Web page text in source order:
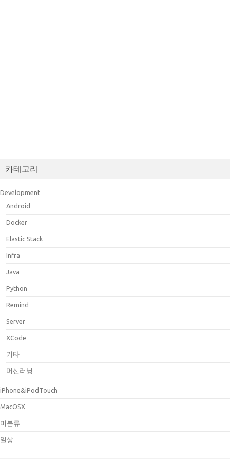
카테고리
Development
Android
Docker
Elastic Stack
Infra
Java
Python
Remind
Server
XCode
기타
머신러닝
iPhone&iPodTouch
MacOSX
미분류
일상